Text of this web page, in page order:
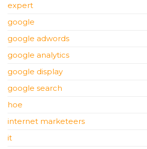
expert
google
google adwords
google analytics
google display
google search
hoe
internet marketeers
it